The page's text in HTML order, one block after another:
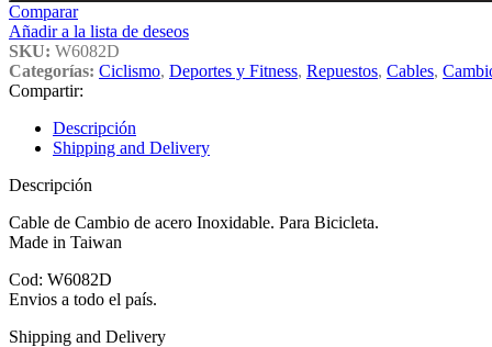
Comparar
Añadir a la lista de deseos
SKU: W6082D
Categorías: Ciclismo, Deportes y Fitness, Repuestos, Cables,
Compartir:
Descripción
Shipping and Delivery
Descripción
Cable de Cambio de acero Inoxidable. Para Bicicleta.
Made in Taiwan
Cod: W6082D
Envios a todo el país.
Shipping and Delivery